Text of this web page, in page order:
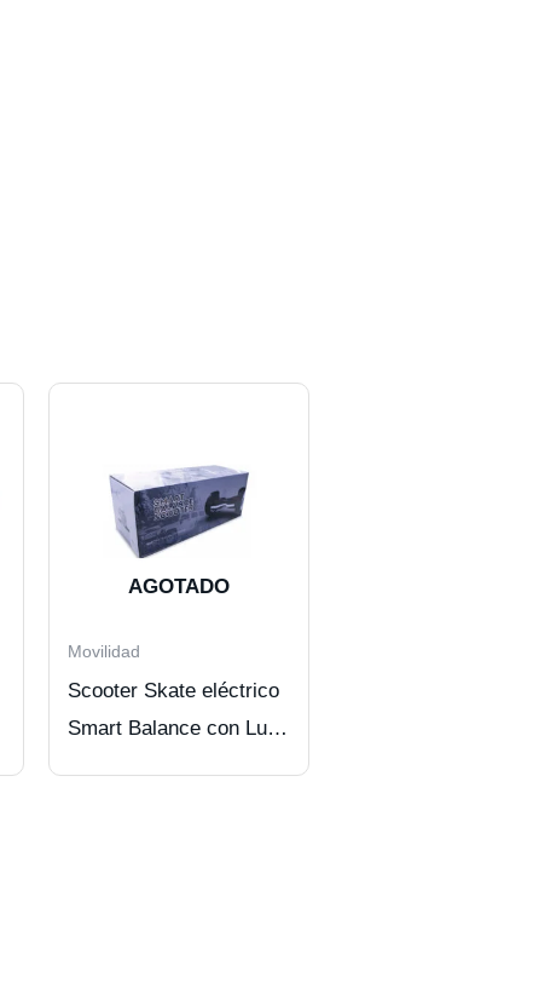
AGOTADO
Movilidad
Scooter Skate eléctrico
Smart Balance con Luz